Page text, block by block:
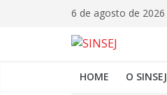
6 de agosto de 2026
HOME O SINSEJ